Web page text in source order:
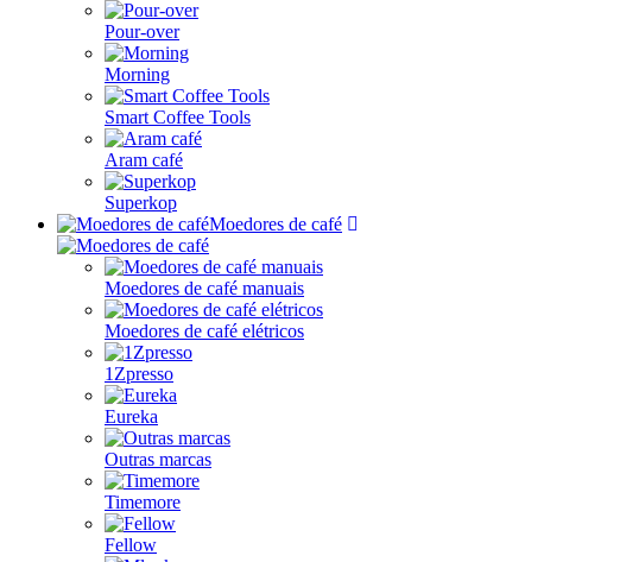
Pour-over
Morning
Smart Coffee Tools
Aram café
Superkop
Moedores de café
Moedores de café manuais
Moedores de café elétricos
1Zpresso
Eureka
Outras marcas
Timemore
Fellow